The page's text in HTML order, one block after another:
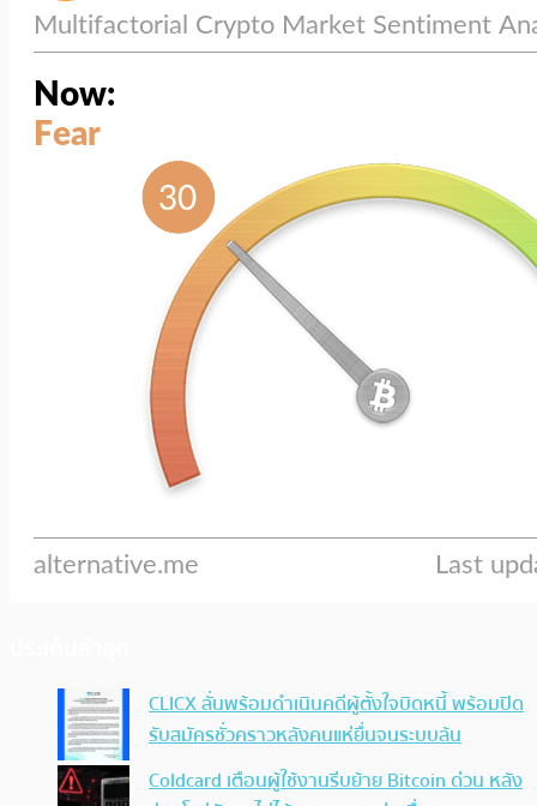
CLICX ลั่นพร้อมดำเนินคดีผู้ตั้งใจบิดหนี้ พร้อมปิด
รับสมัครชั่วคราวหลังคนแห่ยื่นจนระบบล้น
Coldcard เตือนผู้ใช้งานรีบย้าย Bitcoin ด่วน หลัง